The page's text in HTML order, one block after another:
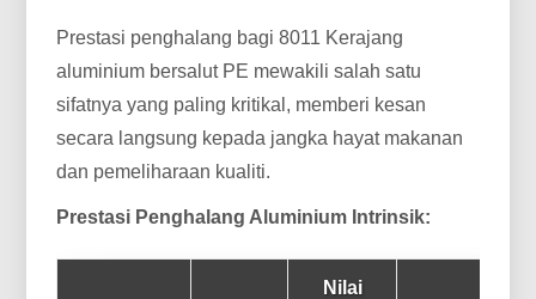
Prestasi penghalang bagi 8011 Kerajang
aluminium bersalut PE mewakili salah satu
sifatnya yang paling kritikal, memberi kesan
secara langsung kepada jangka hayat makanan
dan pemeliharaan kualiti.
Prestasi Penghalang Aluminium Intrinsik:
Nilai